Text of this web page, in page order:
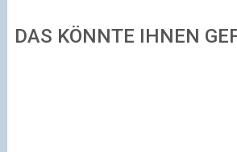
DAS KÖNNTE IHNEN